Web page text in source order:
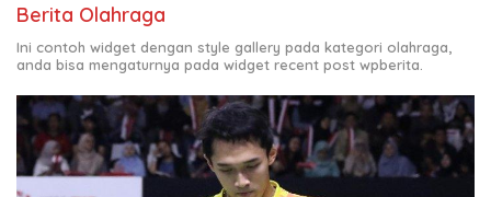
Berita Olahraga
Ini contoh widget dengan style gallery pada kategori olahraga,
anda bisa mengaturnya pada widget recent post wpberita.